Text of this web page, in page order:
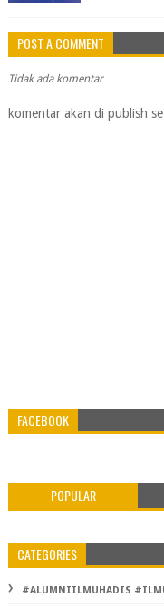
POST A COMMENT
Tidak ada komentar
komentar akan di publish
FACEBOOK
POPULAR
CATEGORIES
#ALUMNIILMUHADIS